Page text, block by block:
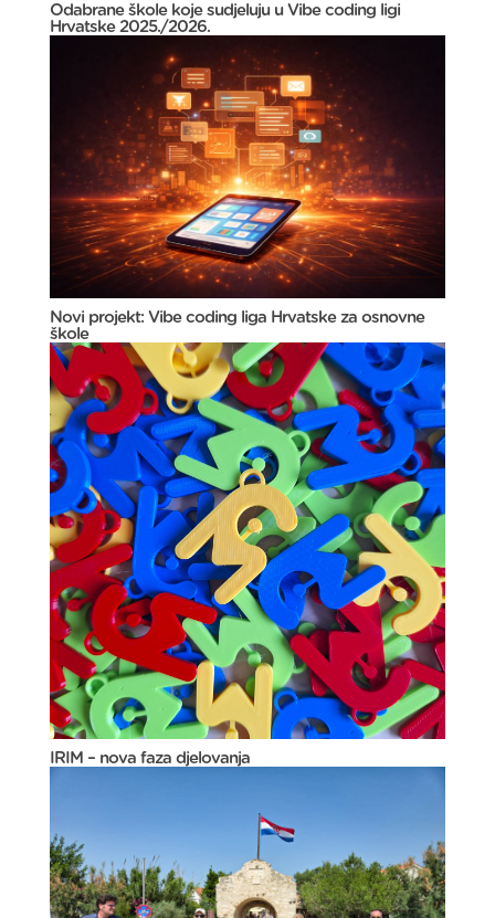
Odabrane škole koje sudjeluju u Vibe coding ligi
Hrvatske 2025./2026.
Novi projekt: Vibe coding liga Hrvatske za osnovne
škole
IRIM – nova faza djelovanja